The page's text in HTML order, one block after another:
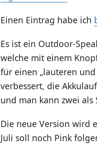
Einen Eintrag habe ich
Es ist ein Outdoor-
welche mit einem
für einen „lauteren
verbessert, die
und man kann zwei als
Die neue Version wird
Juli soll noch Pink